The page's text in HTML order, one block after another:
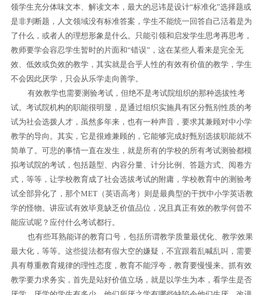
领学生充分体味文本、解读文本，最大的忌讳是设计“标准化”选择题或
是非判断题，人文领域没有标准答案，学生不能统一回答自己活着是为
了什么，或者人的理想形象是什么。只能引领和启发学生思考再思考，
教师要学会容忍学生暂时的片面和“错误”，这在某些人看来是完全无
效、低效或负效的教学，其实就是合乎人性的有效有价值的教学，学生
不会因此厌学，只会从乐学走向善学。
有效教学也需要测验考试，但绝不是考试院组织的那种选拔性考
试。考试院机构的职能很明显，是通过组织实施具有区分甄别性质的考
试为社会选拨人才，虽然多年来，也有一种声音，要求其兼顾对中小学
教学的导向。其实，它是很难兼顾的，它能够完成好甄别选拔职能就不
简单了。可悲的事情一直在发生，就是所有的学校的所有考试测验都模
拟考试院的考试，包括题型、内容分量、计分比例、答题方式、阅卷方
式，等等，让学校教育成了社会选拔考试的附庸，学校教育中的测验考
试全部异化了，那个MET（英语高考）则是最典型的干扰中小学英语教
学的怪物。讲应试有效毕竟缺乏价值品位，况且真正有效的教学何曾不
能应试呢？应付什么考试都行。
也有些耳熟能详的教育口号，包括所谓教学质量最优化、教学效果
最大化，等等。这些提法都有假大空的嫌疑，不宜跟着乱喊乱叫，需要
具有尊重教育规律的理性态度，教育不能浮夸，教育要慢慢来。抓有效
教学要力求务实，首先是站好价值立场，就是以学生为本，看学生是否